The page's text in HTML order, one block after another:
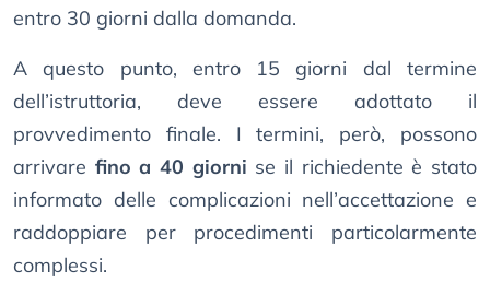
entro 30 giorni dalla domanda.
A questo punto, entro 15 giorni dal termine
dell’istruttoria, deve essere adottato il
provvedimento finale. I termini, però, possono
arrivare fino a 40 giorni se il richiedente è stato
informato delle complicazioni nell’accettazione e
raddoppiare per procedimenti particolarmente
complessi.